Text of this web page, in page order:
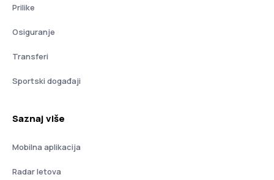
Prilike
Osiguranje
Transferi
Sportski događaji
Saznaj više
Mobilna aplikacija
Radar letova